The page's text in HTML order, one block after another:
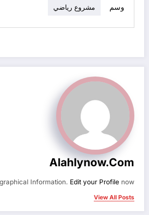
وسم مشروع رياضي
Alahlynow.com
Information. Edit your Profile now.
View All Posts